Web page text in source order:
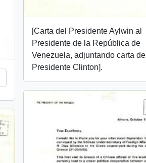
[Carta del Presidente Aylwin al
Presidente de la República de
Venezuela, adjuntando carta del
Presidente Clinton].